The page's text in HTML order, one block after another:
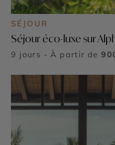
SÉJOUR
Séjour éco-luxe sur
9 jours - À partir de